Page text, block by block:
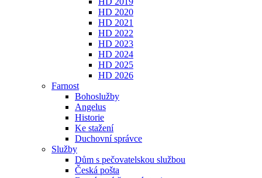
HD 2020
HD 2021
HD 2022
HD 2023
HD 2024
HD 2025
HD 2026
Farnost
Bohoslužby
Angelus
Historie
Ke stažení
Duchovní správce
Služby
Dům s pečovatelskou službou
Česká pošta